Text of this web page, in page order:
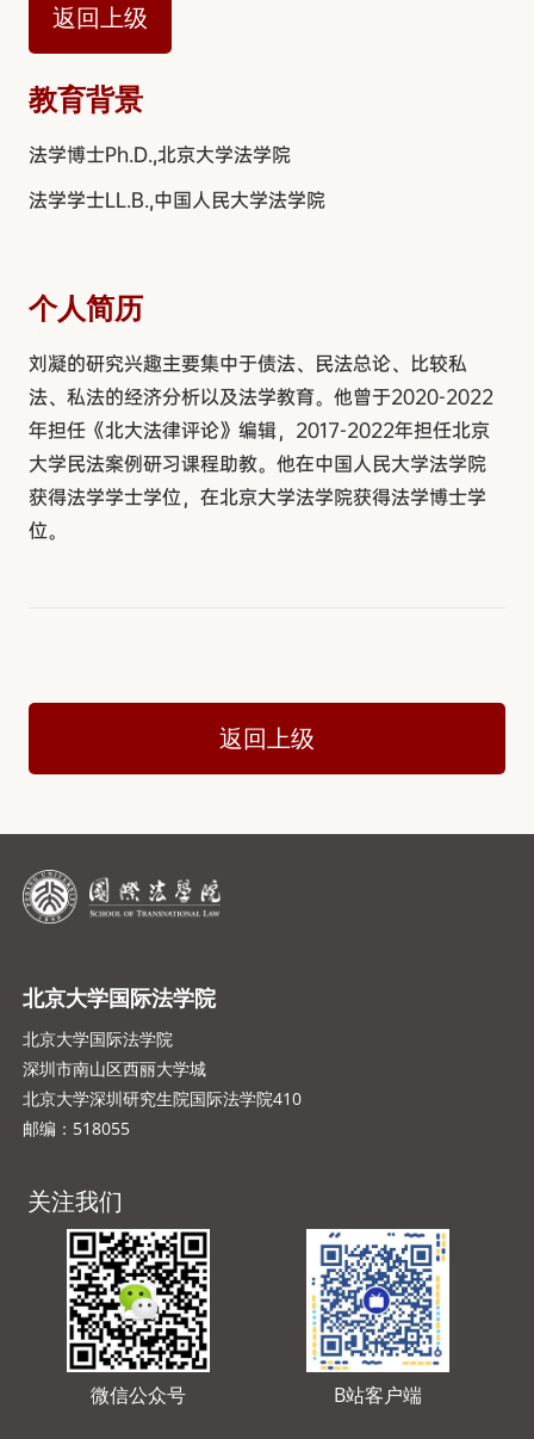
返回上级
教育背景
法学博士Ph.D.,北京大学法学院
法学学士LL.B.,中国人民大学法学院
个人简历
刘凝的研究兴趣主要集中于债法、民法总论、比较私
法、私法的经济分析以及法学教育。他曾于2020-2022
年担任《北大法律评论》编辑，2017-2022年担任北京
大学民法案例研习课程助教。他在中国人民大学法学院
获得法学学士学位，在北京大学法学院获得法学博士学
位。
返回上级
北京大学国际法学院
北京大学国际法学院
深圳市南山区西丽大学城
北京大学深圳研究生院国际法学院410
邮编：518055
关注我们
微信公众号 B站客户端